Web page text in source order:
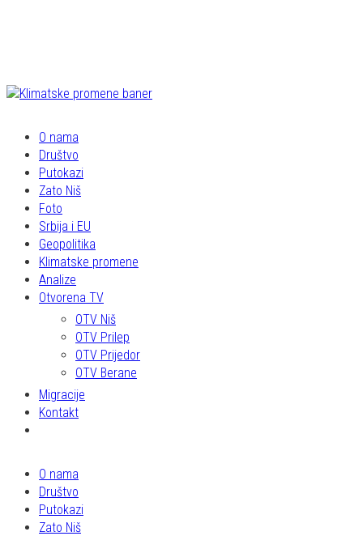
O nama
Društvo
Putokazi
Zato Niš
Foto
Srbija i EU
Geopolitika
Klimatske promene
Analize
Otvorena TV
OTV Niš
OTV Prilep
OTV Prijedor
OTV Berane
Migracije
Kontakt
O nama
Društvo
Putokazi
Zato Niš